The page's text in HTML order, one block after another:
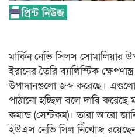
মার্কিন নেভি সিলস
ইরানের তৈরি ব্যালিস্টিক
উপাদানগুলো জব্দ করেছে।
পাঠানো হচ্ছিল বলে দাবি করেছে
কমান্ড (সেন্টকম)। তারা আরো
ইউএস নেভি সিল নিঁখোজ